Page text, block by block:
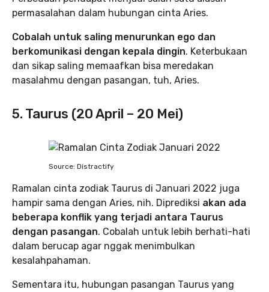
permasalahan dalam hubungan cinta Aries.
Cobalah untuk saling menurunkan ego dan
berkomunikasi dengan kepala dingin. Keterbukaan
dan sikap saling memaafkan bisa meredakan
masalahmu dengan pasangan, tuh, Aries.
5. Taurus (20 April – 20 Mei)
Source: Distractify
Ramalan cinta zodiak Taurus di Januari 2022 juga
hampir sama dengan Aries, nih. Diprediksi akan ada
beberapa konflik yang terjadi antara Taurus
dengan pasangan. Cobalah untuk lebih berhati-hati
dalam berucap agar nggak menimbulkan
kesalahpahaman.
Sementara itu, hubungan pasangan Taurus yang